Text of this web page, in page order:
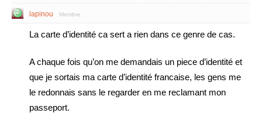
lapinou Membre
La carte d’identité ca sert a rien dans ce genre de cas.
A chaque fois qu’on me demandais un piece d’identité et
que je sortais ma carte d’identité francaise, les gens me
le redonnais sans le regarder en me reclamant mon
passeport.